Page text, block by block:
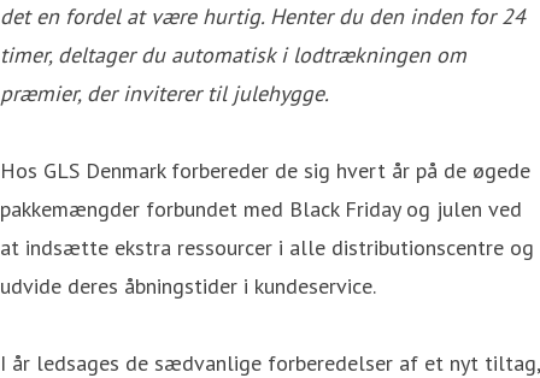
det en fordel at være hurtig. Henter du den inden for 24
timer, deltager du automatisk i lodtrækningen om
præmier, der inviterer til julehygge.
Hos GLS Denmark forbereder de sig hvert år på de øgede
pakkemængder forbundet med Black Friday og julen ved
at indsætte ekstra ressourcer i alle distributionscentre og
udvide deres åbningstider i kundeservice.
I år ledsages de sædvanlige forberedelser af et nyt tiltag,